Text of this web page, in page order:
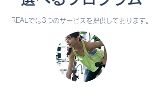
REALでは3つのサービスを提供しております。